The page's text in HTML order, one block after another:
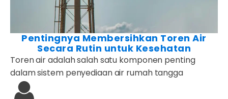
Pentingnya Membersihkan Toren Air
Secara Rutin untuk Kesehatan
Toren air adalah salah satu komponen penting
dalam sistem penyediaan air rumah tangga